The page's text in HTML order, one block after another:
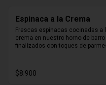
Espinaca a la Crema
Frescas espinacas cocinadas a
crema en nuestro horno de barro
finalizados con toques de
$8.900